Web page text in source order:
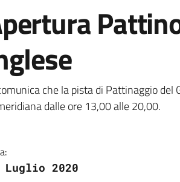
della
che la pista di Pattinaggio
dalle ore 13,00 alle 20,00.
Luglio 2020